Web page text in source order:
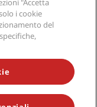
MIGLIORI
"Accetta
i cookie
del